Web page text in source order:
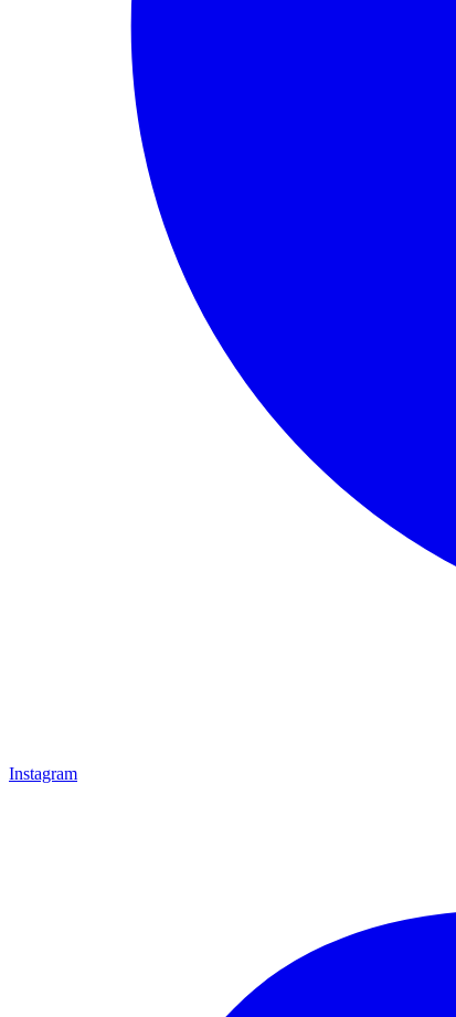
Instagram